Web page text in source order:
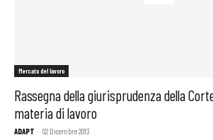
Mercato del lavoro
Rassegna della giurisprudenza della
materia di lavoro
ADAPT - 02 Dicembre 2013